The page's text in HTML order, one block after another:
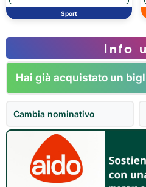
Sport
Info
Hai già acquistato un
Cambia nominativo